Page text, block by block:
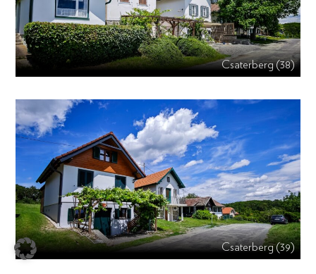
Csaterberg (38)
Csaterberg (39)